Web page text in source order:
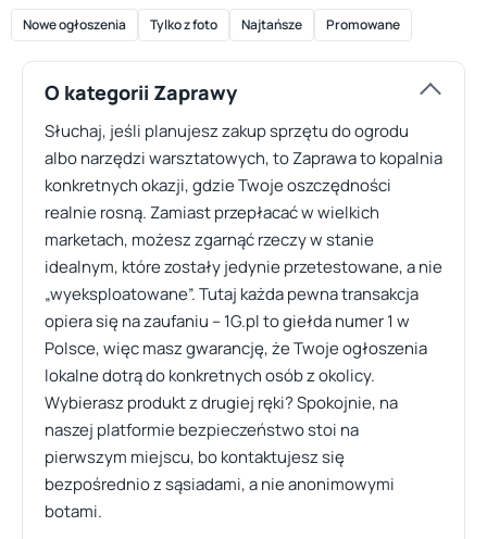
Nowe ogłoszenia Tylko z foto Najtańsze Promowane
O kategorii Zaprawy
Słuchaj, jeśli planujesz zakup sprzętu do ogrodu
albo narzędzi warsztatowych, to Zaprawa to kopalnia
konkretnych okazji, gdzie Twoje oszczędności
realnie rosną. Zamiast przepłacać w wielkich
marketach, możesz zgarnąć rzeczy w stanie
idealnym, które zostały jedynie przetestowane, a nie
„wyeksploatowane”. Tutaj każda pewna transakcja
opiera się na zaufaniu – 1G.pl to giełda numer 1 w
Polsce, więc masz gwarancję, że Twoje ogłoszenia
lokalne dotrą do konkretnych osób z okolicy.
Wybierasz produkt z drugiej ręki? Spokojnie, na
naszej platformie bezpieczeństwo stoi na
pierwszym miejscu, bo kontaktujesz się
bezpośrednio z sąsiadami, a nie anonimowymi
botami.